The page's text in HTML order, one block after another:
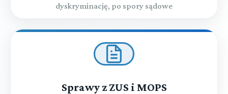
dyskryminację, po spory sądowe
Sprawy z ZUS i MOPS